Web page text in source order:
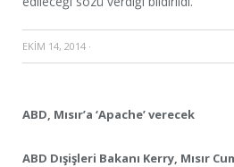
EKIM 14, 2014 ·
ABD, Mısır’a ‘Apache’ verecek
ABD Dışişleri Bakanı Kerry, Mısır